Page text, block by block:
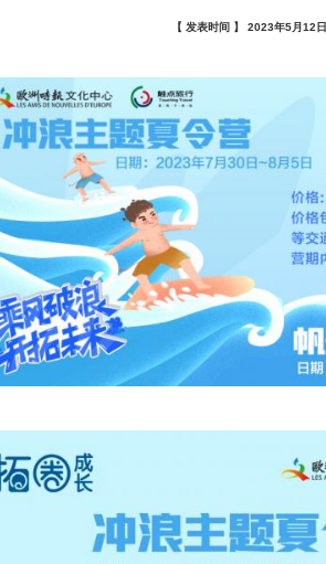
【 发表时间 】 2023年5月12日